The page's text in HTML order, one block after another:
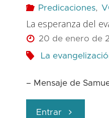
Predicaciones,
La esperanza del
20 de enero de
La
– Mensaje de
Entrar "La